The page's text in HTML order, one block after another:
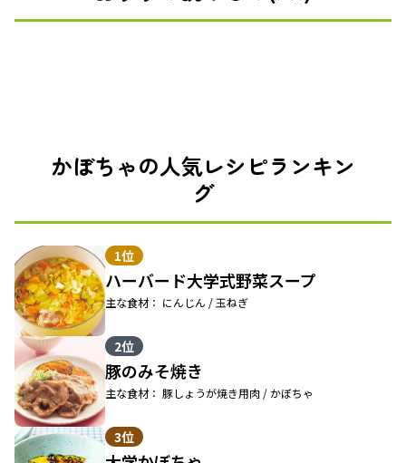
かぼちゃの人気レシピランキン
グ
1位
ハーバード大学式野菜スープ
主な食材： にんじん / 玉ねぎ
2位
豚のみそ焼き
主な食材： 豚しょうが焼き用肉 / かぼちゃ
3位